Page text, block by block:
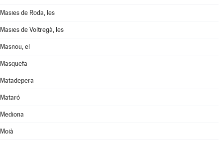
Masies de Roda, les
Masies de Voltregà, les
Masnou, el
Masquefa
Matadepera
Mataró
Mediona
Moià